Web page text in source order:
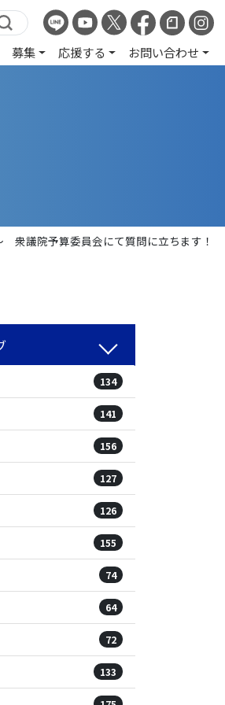
募集 応援する お問い合わせ
衆議院予算委員会にて質問に立ちます！
134
141
156
127
126
155
74
64
72
133